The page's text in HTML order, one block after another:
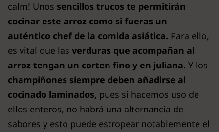
calm! Unos sencillos trucos te permitirán
cocinar este arroz como si fueras un
auténtico chef de la comida asiática. Para ello,
es vital que las verduras que acompañan al
arroz tengan un corten fino y en juliana. Y los
champiñones siempre deben añadirse al
cocinado laminados, pues si hacemos uso de
ellos enteros, no habrá una alternancia de
sabores y esto puede estropear notablemente el